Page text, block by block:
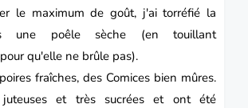
le maximum de goût, j'ai torréfié la
une poêle sèche (en touillant
qu'elle ne brûle pas).
fraîches, des Comices bien mûres.
et très sucrées et ont été